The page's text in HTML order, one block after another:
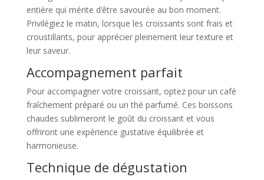
entière qui mérite d’être savourée au bon moment.
Privilégiez le matin, lorsque les croissants sont frais et
croustillants, pour apprécier pleinement leur texture et
leur saveur.
Accompagnement parfait
Pour accompagner votre croissant, optez pour un café
fraîchement préparé ou un thé parfumé. Ces boissons
chaudes sublimeront le goût du croissant et vous
offriront une expérience gustative équilibrée et
harmonieuse.
Technique de dégustation